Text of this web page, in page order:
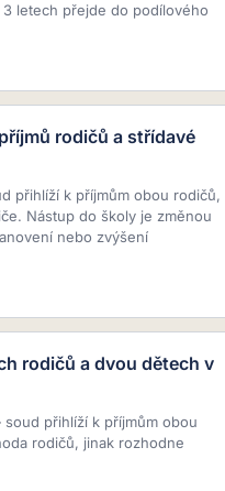
letech přejde do podílového
rodičů a střídavé
přihlíží k příjmům obou rodičů,
Nástup do školy je změnou
nebo zvýšení
rodičů a dvou dětech v
přihlíží k příjmům obou
rodičů, jinak rozhodne